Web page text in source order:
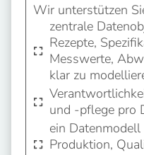
Wir unterstützen
zentrale
Rezepte,
Messwerte,
klar zu
und -pflege pro
ein
Produktion,